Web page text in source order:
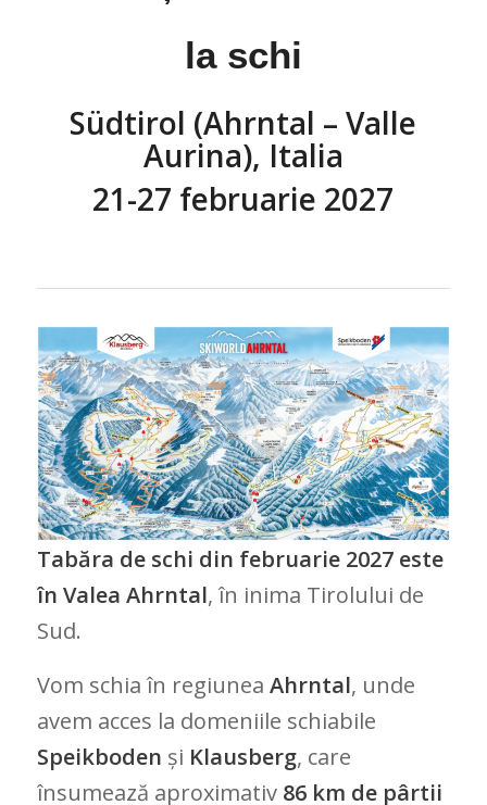
la schi
Südtirol (Ahrntal – Valle
Aurina), Italia
21-27 februarie 2027
Tabăra de schi din februarie 2027 este
în Valea Ahrntal, în inima Tirolului de
Sud.
Vom schia în regiunea Ahrntal, unde
avem acces la domeniile schiabile
Speikboden și Klausberg, care
însumează aproximativ 86 km de pârtii